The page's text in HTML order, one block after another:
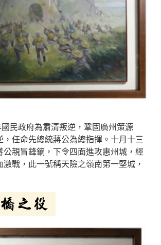
政府為肅清叛逆，鞏固廣州策源
，任命先總統蔣公為總指揮。十月十三
公親冒鋒鏑，下令四面進攻惠州城，經
激戰，此一號稱天險之嶺南第一堅城，